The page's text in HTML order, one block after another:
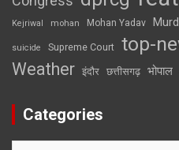
Kejriwal mohan Mohan Yadav
suicide Supreme Court top-
Weather इंदौर छत्तीसगढ़ भोपाल
Categories